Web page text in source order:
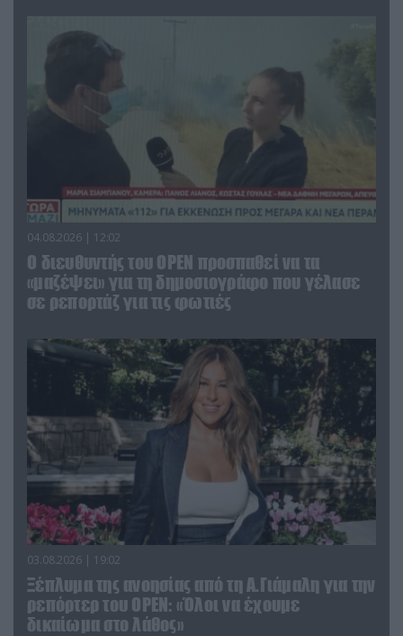
04.08.2026 | 12:02
O διευθυντής του OPEN προσπαθεί να τα
«μαζέψει» για τη δημοσιογράφο που γέλασε
σε ρεπορτάζ για τις φωτιές
03.08.2026 | 19:02
Ξέπλυμα της ανοησίας από τη Α.Γιάμαλη για την
ρεπόρτερ του ΟΡΕΝ: «Όλοι να έχουμε
δικαίωμα στο λάθος»